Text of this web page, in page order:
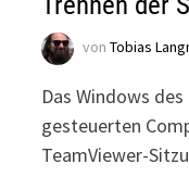
vonTobias
Das Windows
gesteuerten
TeamViewer-